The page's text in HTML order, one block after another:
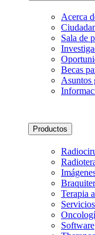
Acerca
Sala de
Becas
Asuntos
Productos
Terapia
Software